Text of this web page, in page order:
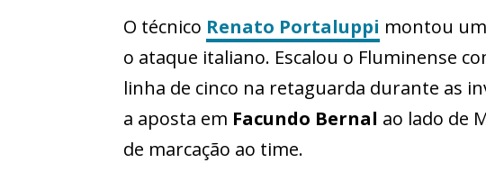
O técnico Renato Portaluppi montou
o ataque italiano. Escalou o Fluminense
linha de cinco na retaguarda durante as
a aposta em Facundo Bernal ao lado de
de marcação ao time.